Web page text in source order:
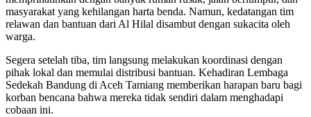
masyarakat yang kehilangan harta benda. Namun, kedatangan tim
relawan dan bantuan dari Al Hilal disambut dengan sukacita oleh
warga.
Segera setelah tiba, tim langsung melakukan koordinasi dengan
pihak lokal dan memulai distribusi bantuan. Kehadiran Lembaga
Sedekah Bandung di Aceh Tamiang memberikan harapan baru bagi
korban bencana bahwa mereka tidak sendiri dalam menghadapi
cobaan ini.